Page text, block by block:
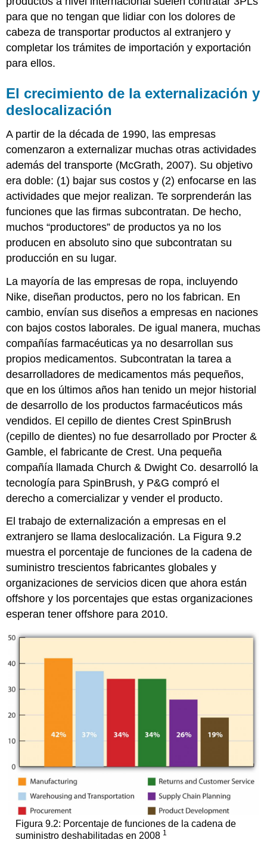
para que no tengan que lidiar con los dolores de
cabeza de transportar productos al extranjero y
completar los trámites de importación y exportación
para ellos.
El crecimiento de la externalización y
deslocalización
A partir de la década de 1990, las empresas
comenzaron a externalizar muchas otras actividades
además del transporte (McGrath, 2007). Su objetivo
era doble: (1) bajar sus costos y (2) enfocarse en las
actividades que mejor realizan. Te sorprenderán las
funciones que las firmas subcontratan. De hecho,
muchos “productores” de productos ya no los
producen en absoluto sino que subcontratan su
producción en su lugar.
La mayoría de las empresas de ropa, incluyendo
Nike, diseñan productos, pero no los fabrican. En
cambio, envían sus diseños a empresas en naciones
con bajos costos laborales. De igual manera, muchas
compañías farmacéuticas ya no desarrollan sus
propios medicamentos. Subcontratan la tarea a
desarrolladores de medicamentos más pequeños,
que en los últimos años han tenido un mejor historial
de desarrollo de los productos farmacéuticos más
vendidos. El cepillo de dientes Crest SpinBrush
(cepillo de dientes) no fue desarrollado por Procter &
Gamble, el fabricante de Crest. Una pequeña
compañía llamada Church & Dwight Co. desarrolló la
tecnología para SpinBrush, y P&G compró el
derecho a comercializar y vender el producto.
El trabajo de externalización a empresas en el
extranjero se llamadeslocalización. La Figura 9.2
muestra el porcentaje de funciones de la cadena de
suministro trescientos fabricantes globales y
organizaciones de servicios dicen que ahora están
offshore y los porcentajes que estas organizaciones
esperan tener offshore para 2010.
Figura 9.2: Porcentaje de funciones de la cadena de
suministro deshabilitadas en 2008 1